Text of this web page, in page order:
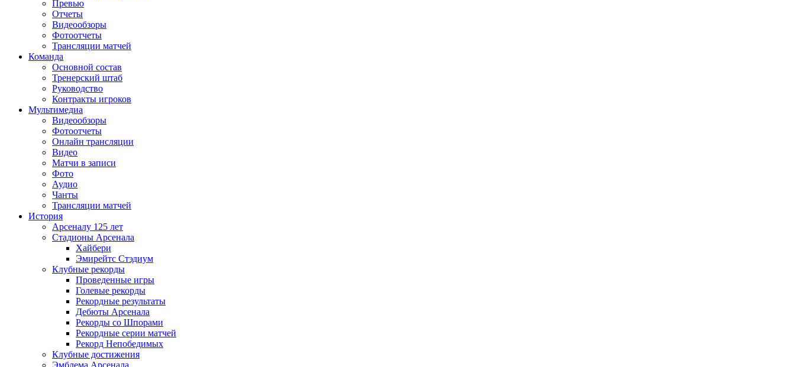
Превью
Отчеты
Видеообзоры
Фотоотчеты
Трансляции матчей
Команда
Основной состав
Тренерский штаб
Руководство
Контракты игроков
Мультимедиа
Видеообзоры
Фотоотчеты
Онлайн трансляции
Видео
Матчи в записи
Фото
Аудио
Чанты
Трансляции матчей
История
Арсеналу 125 лет
Стадионы Арсенала
Хайбери
Эмирейтс Стэдиум
Клубные рекорды
Проведенные игры
Голевые рекорды
Рекордные результаты
Дебюты Арсенала
Рекорды со Шпорами
Рекордные серии матчей
Рекорд Непобедимых
Клубные достижения
Эмблема Арсенала